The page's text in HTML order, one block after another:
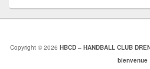
Copyright © 2026 HBCD – HANDBALL CLUB
bienvenue